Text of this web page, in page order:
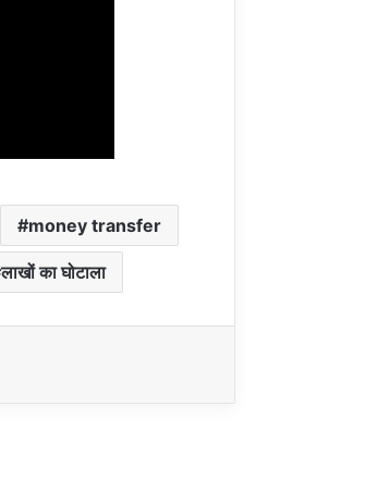
money transfer
लाखों का घोटाला